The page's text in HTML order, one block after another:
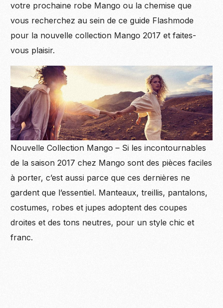
votre prochaine robe Mango ou la chemise que
vous recherchez au sein de ce guide Flashmode
pour la nouvelle collection Mango 2017 et faites-
vous plaisir.
Nouvelle Collection Mango – Si les incontournables
de la saison 2017 chez Mango sont des pièces faciles
à porter, c’est aussi parce que ces dernières ne
gardent que l’essentiel. Manteaux, treillis, pantalons,
costumes, robes et jupes adoptent des coupes
droites et des tons neutres, pour un style chic et
franc.